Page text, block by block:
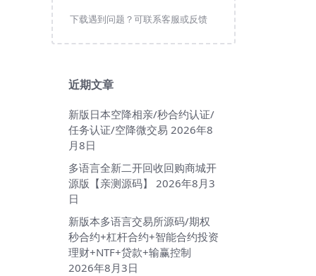
下载遇到问题？可联系客服或反馈
近期文章
新版日本空降相亲/秒合约认证/
任务认证/空降微交易 2026年8
月8日
多语言全新二开回收回购商城开
源版【亲测源码】
2026年8月3
日
新版本多语言交易所源码/期权
秒合约+杠杆合约+智能合约投资
理财+NTF+贷款+输赢控制
2026年8月3日